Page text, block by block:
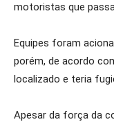
motoristas que
Equipes foram
porém, de acordo
localizado e teria
Apesar da força da